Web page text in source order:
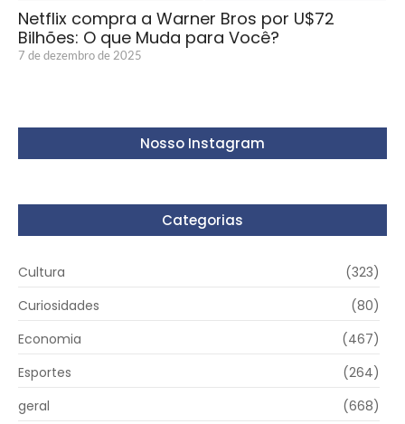
Netflix compra a Warner Bros por U$72
Bilhões: O que Muda para Você?
7 de dezembro de 2025
Nosso Instagram
Categorias
Cultura
(323)
Curiosidades
(80)
Economia
(467)
Esportes
(264)
geral
(668)